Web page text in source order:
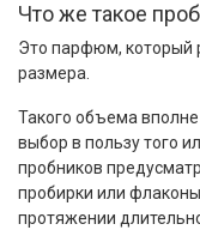
Что же такое
Это парфюм, который
размера.
Такого объема
выбор в пользу того
пробников
пробирки или
протяжении